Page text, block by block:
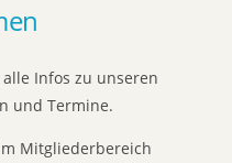
Infos zu unseren
und Termine.
Mitgliederbereich